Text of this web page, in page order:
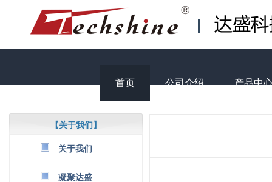
首页 公司介绍 产品中
【关于我们】
关于我们
凝聚达盛